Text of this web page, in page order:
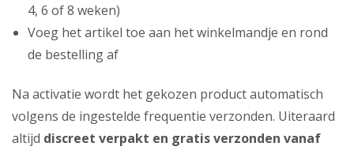
4, 6 of 8 weken)
Voeg het artikel toe aan het winkelmandje en rond
de bestelling af
Na activatie wordt het gekozen product automatisch
volgens de ingestelde frequentie verzonden. Uiteraard
altijd discreet verpakt en gratis verzonden vanaf